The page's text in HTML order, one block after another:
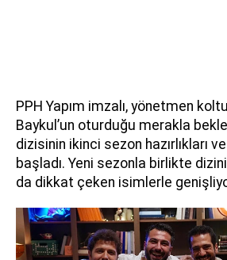
PPH Yapım imzalı, yönetmen
Baykul’un oturduğu merakla
dizisinin ikinci sezon hazırlıkları
başladı. Yeni sezonla birlikte
da dikkat çeken isimlerle